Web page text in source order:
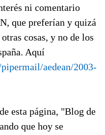
ni comentario
que preferían y quizá
cosas, y no de los
Aquí
aedean/2003-
esta página, "Blog de
que hoy se